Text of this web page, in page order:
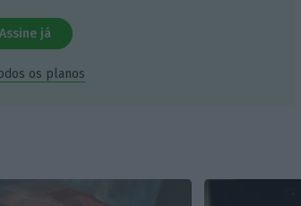
Assine já
os planos